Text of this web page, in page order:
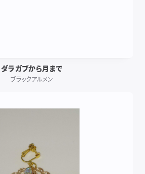
ダラガブから月まで
ブラックアルメン